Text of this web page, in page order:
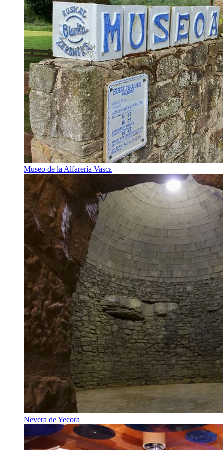
Museo de la Alfarería Vasca
Nevera de Yecora